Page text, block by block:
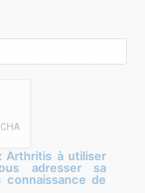
Arthritis à utiliser
adresser sa
de